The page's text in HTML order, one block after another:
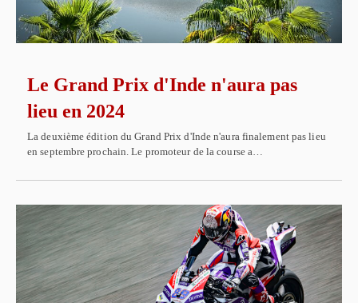
Le Grand Prix d'Inde n'aura pas
lieu en 2024
La deuxième édition du Grand Prix d'Inde n'aura finalement pas lieu
en septembre prochain. Le promoteur de la course a…